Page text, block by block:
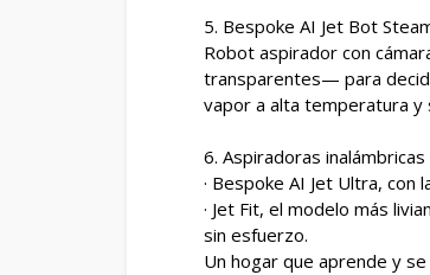
5. Bespoke AI Jet Bot
Robot aspirador con
transparentes— para
vapor a alta temperatura y
6. Aspiradoras
· Bespoke AI Jet Ultra, con
· Jet Fit, el modelo más
sin esfuerzo.
Un hogar que aprende y se